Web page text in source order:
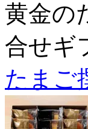
黄金の
合せギ
たまご